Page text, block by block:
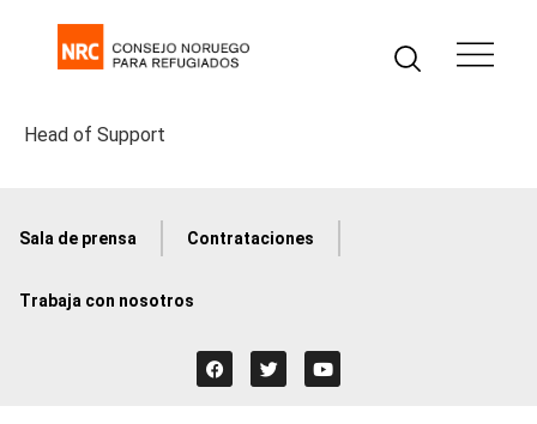
Head of Support
Sala de prensa Contrataciones
Trabaja con nosotros